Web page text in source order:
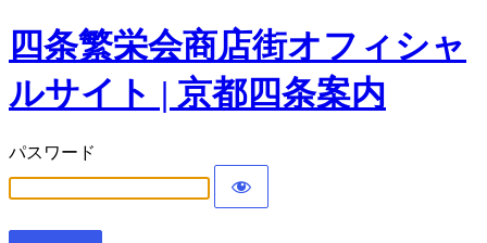
四条繁栄会商店街オフィシャ
ルサイト | 京都四条案内
パスワード